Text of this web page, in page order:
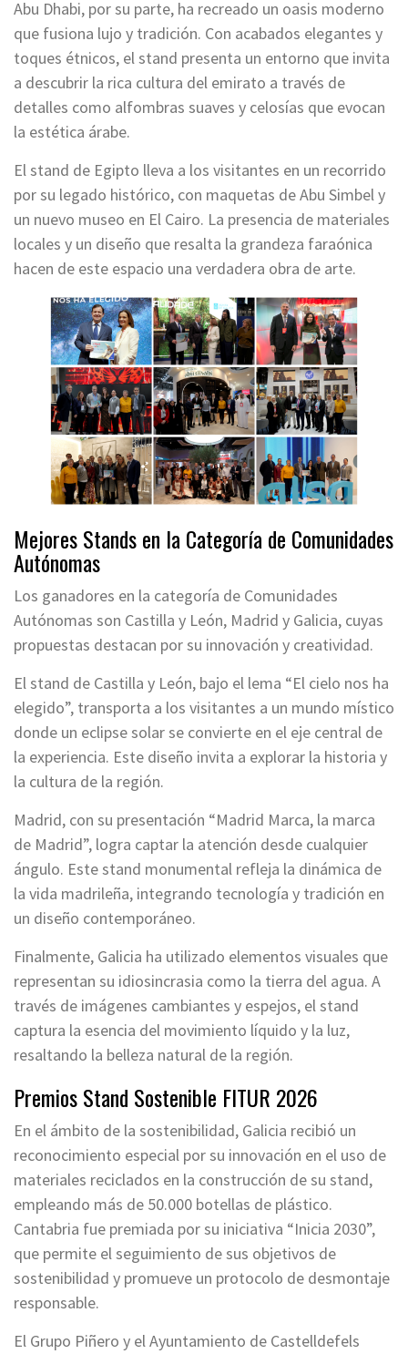
Abu Dhabi, por su parte, ha recreado un oasis moderno
que fusiona lujo y tradición. Con acabados elegantes y
toques étnicos, el stand presenta un entorno que invita
a descubrir la rica cultura del emirato a través de
detalles como alfombras suaves y celosías que evocan
la estética árabe.
El stand de Egipto lleva a los visitantes en un recorrido
por su legado histórico, con maquetas de Abu Simbel y
un nuevo museo en El Cairo. La presencia de materiales
locales y un diseño que resalta la grandeza faraónica
hacen de este espacio una verdadera obra de arte.
Mejores Stands en la Categoría de Comunidades
Autónomas
Los ganadores en la categoría de Comunidades
Autónomas son Castilla y León, Madrid y Galicia, cuyas
propuestas destacan por su innovación y creatividad.
El stand de Castilla y León, bajo el lema “El cielo nos ha
elegido”, transporta a los visitantes a un mundo místico
donde un eclipse solar se convierte en el eje central de
la experiencia. Este diseño invita a explorar la historia y
la cultura de la región.
Madrid, con su presentación “Madrid Marca, la marca
de Madrid”, logra captar la atención desde cualquier
ángulo. Este stand monumental refleja la dinámica de
la vida madrileña, integrando tecnología y tradición en
un diseño contemporáneo.
Finalmente, Galicia ha utilizado elementos visuales que
representan su idiosincrasia como la tierra del agua. A
través de imágenes cambiantes y espejos, el stand
captura la esencia del movimiento líquido y la luz,
resaltando la belleza natural de la región.
Premios Stand Sostenible FITUR 2026
En el ámbito de la sostenibilidad, Galicia recibió un
reconocimiento especial por su innovación en el uso de
materiales reciclados en la construcción de su stand,
empleando más de 50.000 botellas de plástico.
Cantabria fue premiada por su iniciativa “Inicia 2030”,
que permite el seguimiento de sus objetivos de
sostenibilidad y promueve un protocolo de desmontaje
responsable.
El Grupo Piñero y el Ayuntamiento de Castelldefels